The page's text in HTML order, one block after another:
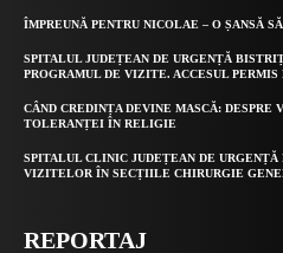
ÎMPREUNĂ PENTRU NICOLAE – O ȘANSĂ
SPITALUL JUDEȚEAN DE URGENȚĂ
PROGRAMUL DE VIZITE. ACCESUL
CÂND CREDINȚA DEVINE MASCĂ: DESPRE
TOLERANȚEI ÎN RELIGIE
SPITALUL CLINIC JUDEȚEAN DE
VIZITELOR ÎN SECȚIILE CHIRURGIE
REPORTAJ